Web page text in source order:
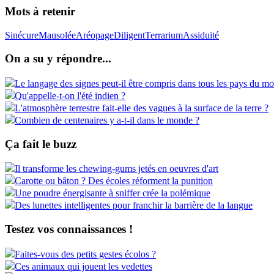
Mots à retenir
SinécureMausoléeAréopageDiligentTerrariumAssiduité
On a su y répondre...
Le langage des signes peut-il être compris dans tous les pays du
Qu'appelle-t-on l'été indien ?
L'atmosphère terrestre fait-elle des vagues à la surface de la terre ?
Combien de centenaires y a-t-il dans le monde ?
Ça fait le buzz
Il transforme les chewing-gums jetés en oeuvres d'art
Carotte ou bâton ? Des écoles réforment la punition
Une poudre énergisante à sniffer crée la polémique
Des lunettes intelligentes pour franchir la barrière de la langue
Testez vos connaissances !
Faites-vous des petits gestes écolos ?
Ces animaux qui jouent les vedettes